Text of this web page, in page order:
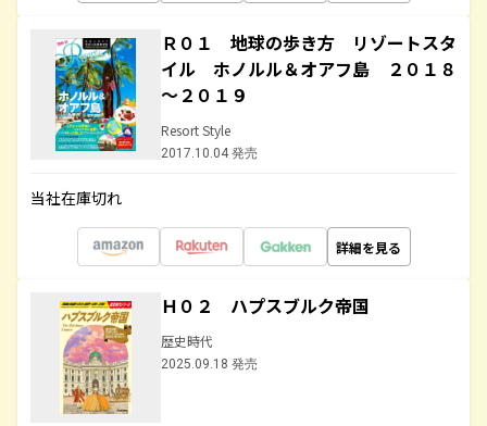
Ｒ０１ 地球の歩き方 リゾートスタ
イル ホノルル＆オアフ島 ２０１８
～２０１９
Resort Style
2017.10.04 発売
当社在庫切れ
詳細を見る
Ｈ０２ ハプスブルク帝国
歴史時代
2025.09.18 発売